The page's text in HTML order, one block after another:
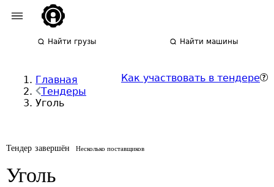
Найти грузы Найти машины
Главная
Тендеры
Уголь
Как участвовать в тендере
Тендер завершён Несколько поставщиков
Уголь